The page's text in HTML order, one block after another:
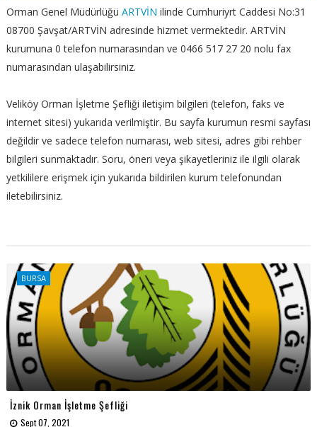
Orman Genel Müdürlüğü ARTVİN ilinde Cumhuriyrt Caddesi No:31
08700 Şavşat/ARTVİN adresinde hizmet vermektedir. ARTVİN
kurumuna 0 telefon numarasından ve 0466 517 27 20 nolu fax
numarasından ulaşabilirsiniz.
Veliköy Orman İşletme Şefliği iletişim bilgileri (telefon, faks ve
internet sitesi) yukarıda verilmiştir. Bu sayfa kurumun resmi sayfası
değildir ve sadece telefon numarası, web sitesi, adres gibi rehber
bilgileri sunmaktadır. Soru, öneri veya şikayetleriniz ile ilgili olarak
yetkililere erişmek için yukarıda bildirilen kurum telefonundan
iletebilirsiniz.
BURSA
İznik Orman İşletme Şefliği
Sept 07, 2021